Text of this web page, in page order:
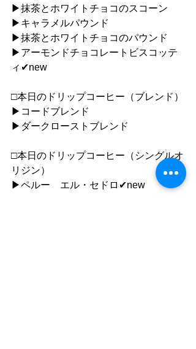
▶︎抹茶とホワイトチョコのスコーン
▶︎キャラメルパウンド
▶︎抹茶とホワイトチョコのパウンド
▶︎アーモンドチョコレートビスコッテ
ィ✔︎new
□本日のドリップコーヒー（ブレンド）
▶︎コードブレンド
▶︎ダークローストブレンド
□本日のドリップコーヒー（シングルオ
リジン）
▶︎ペルー　エル・セドロ✔︎new